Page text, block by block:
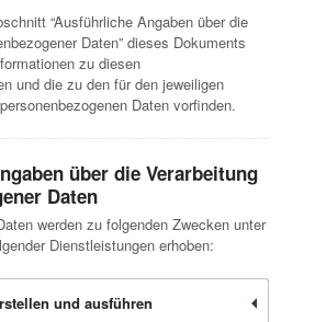
“Ausführliche Angaben über die
Daten” dieses Dokuments
zu diesen
und die zu den für den jeweiligen
Daten vorfinden.
über die Verarbeitung
Daten
werden zu folgenden Zwecken unter
Dienstleistungen erhoben:
und ausführen